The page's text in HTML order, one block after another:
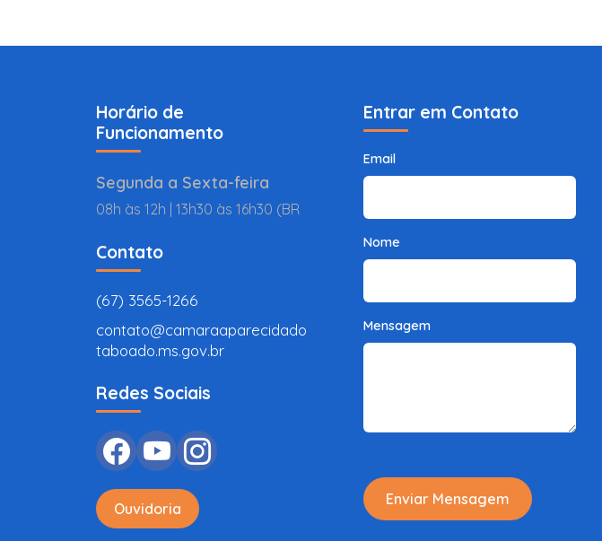
Horário de
Funcionamento
Segunda a Sexta-feira
08h às 12h | 13h30 às 16h30 (BR
Contato
(67) 3565-1266
contato@camaraaparecidado
taboado.ms.gov.br
Redes Sociais
Ouvidoria
Entrar em Contato
Email
Nome
Mensagem
Enviar Mensagem